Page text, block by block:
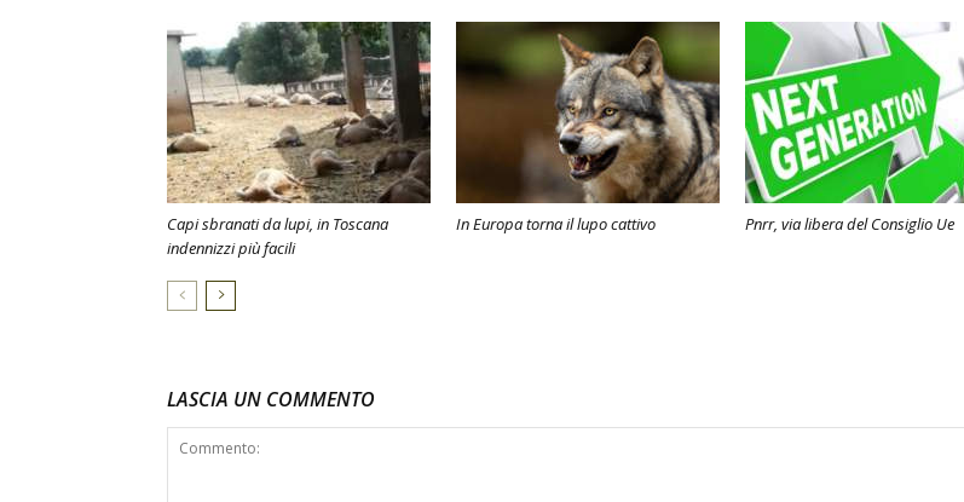
Capi sbranati da lupi, in Toscana
indennizzi più facili
In Europa torna il lupo cattivo Pnrr, via libera del Consiglio Ue
LASCIA UN COMMENTO